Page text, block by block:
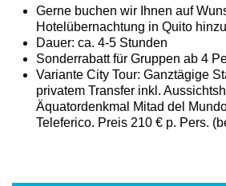
Gerne buchen wir Ihnen auf
Hotelübernachtung in Quito
Dauer: ca. 4-5 Stunden
Sonderrabatt für Gruppen ab 4
Variante City Tour: Ganztägige
privatem Transfer inkl.
Äquatordenkmal Mitad del
Teleferico. Preis 210 € p. Pers.